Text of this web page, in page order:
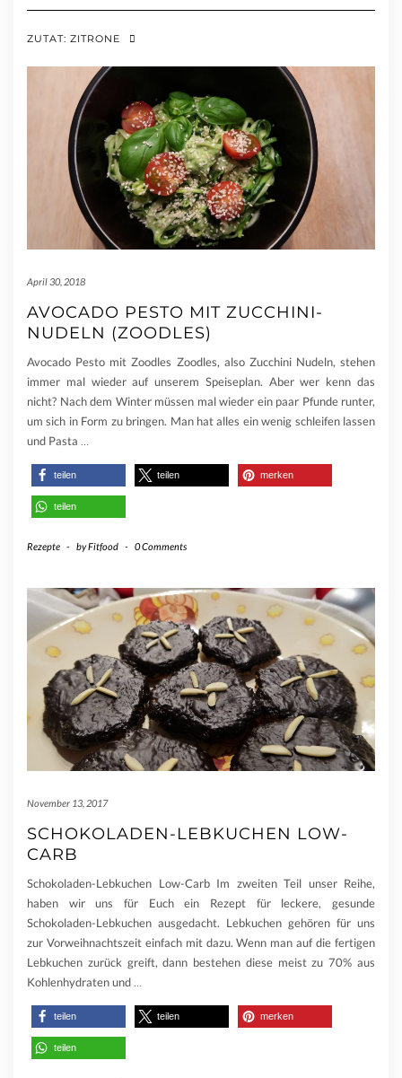
ZUTAT: ZITRONE
April 30, 2018
AVOCADO PESTO MIT ZUCCHINI-
NUDELN (ZOODLES)
Avocado Pesto mit Zoodles Zoodles, also Zucchini Nudeln, stehen
immer mal wieder auf unserem Speiseplan. Aber wer kenn das
nicht? Nach dem Winter müssen mal wieder ein paar Pfunde runter,
um sich in Form zu bringen. Man hat alles ein wenig schleifen lassen
und Pasta …
teilen teilen merken
teilen
Rezepte - byFitfood - 0 Comments
November 13, 2017
SCHOKOLADEN-LEBKUCHEN LOW-
CARB
Schokoladen-Lebkuchen Low-Carb Im zweiten Teil unser Reihe,
haben wir uns für Euch ein Rezept für leckere, gesunde
Schokoladen-Lebkuchen ausgedacht. Lebkuchen gehören für uns
zur Vorweihnachtszeit einfach mit dazu. Wenn man auf die fertigen
Lebkuchen zurück greift, dann bestehen diese meist zu 70% aus
Kohlenhydraten und…
teilen teilen merken
teilen